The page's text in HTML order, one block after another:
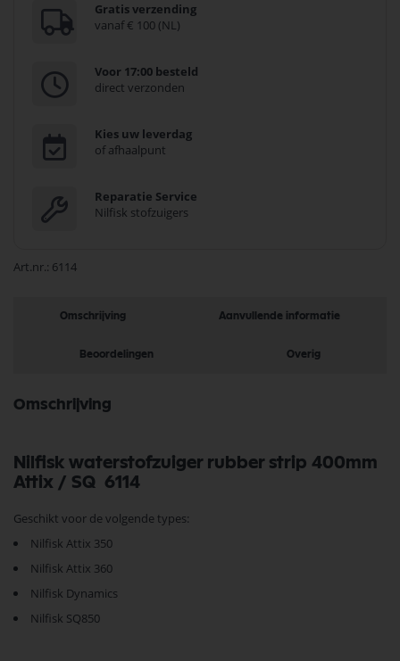
Gratis verzending
vanaf € 100 (NL)
Voor 17:00 besteld
direct verzonden
Kies uw leverdag
of afhaalpunt
Reparatie Service
Nilfisk stofzuigers
Art.nr. 6114
Omschrijving Aanvullende informatie
Beoordelingen Overig
Omschrijving
Nilfisk waterstofzuiger rubber strip 400mm
Attix / SQ 6114
Geschikt voor de volgende types:
Nilfisk Attix 350
Nilfisk Attix 360
Nilfisk Dynamics
Nilfisk SQ850